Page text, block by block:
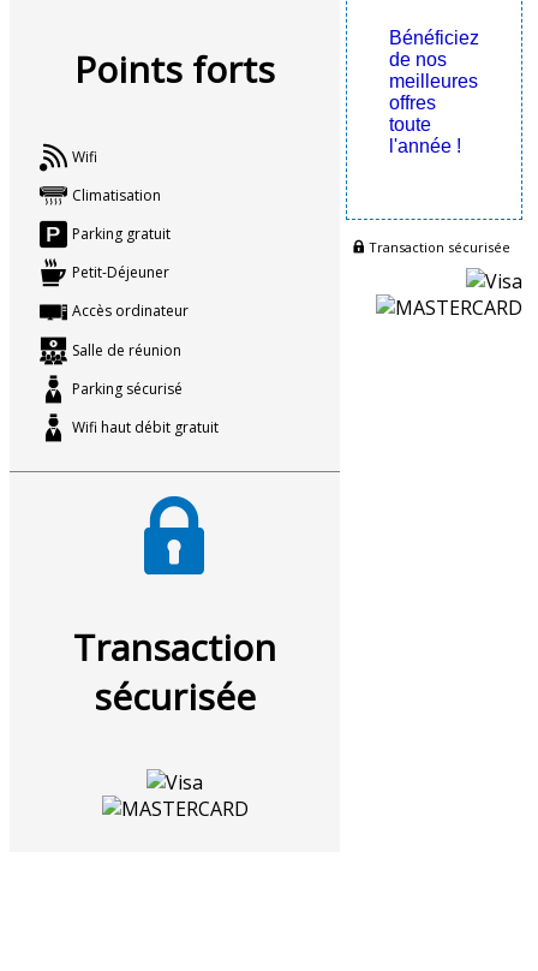
Points forts
Wifi
Climatisation
Parking gratuit
Petit-Déjeuner
Accès ordinateur
Salle de réunion
Parking sécurisé
Wifi haut débit gratuit
Transaction
sécurisée
Bénéficiez
de nos
meilleures
offres
toute
l'année !
Transaction sécurisée